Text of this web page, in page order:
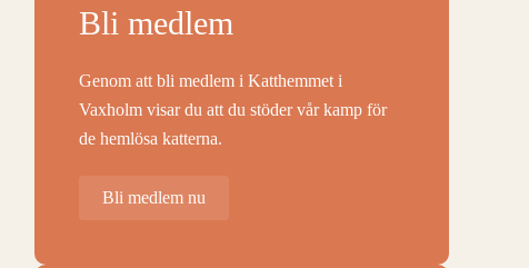
Bli medlem
Genom att bli medlem i Katthemmet i
Vaxholm visar du att du stöder vår kamp för
de hemlösa katterna.
Bli medlem nu